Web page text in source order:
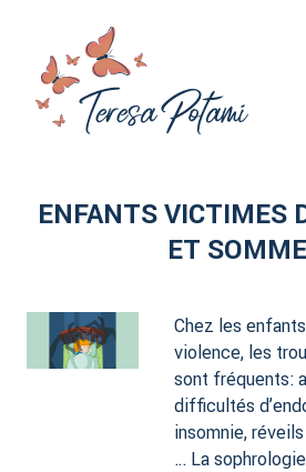
ENFANTS VICTIMES
ET
Chez les
violence, les
sont fréquents:
difficultés
insomnie,
… La